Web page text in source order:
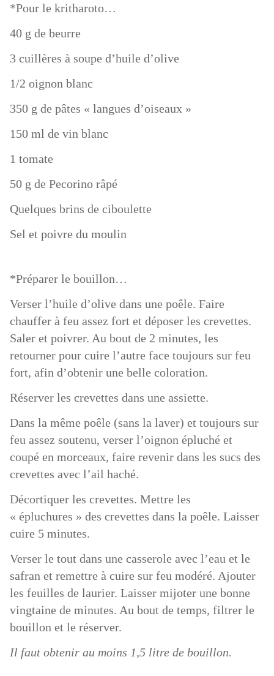
*Pour le kritharoto…
40 g de beurre
3 cuillères à soupe d’huile d’olive
1/2 oignon blanc
350 g de pâtes « langues d’oiseaux »
150 ml de vin blanc
1 tomate
50 g de Pecorino râpé
Quelques brins de ciboulette
Sel et poivre du moulin
*Préparer le bouillon…
Verser l’huile d’olive dans une poêle. Faire
chauffer à feu assez fort et déposer les crevettes.
Saler et poivrer. Au bout de 2 minutes, les
retourner pour cuire l’autre face toujours sur feu
fort, afin d’obtenir une belle coloration.
Réserver les crevettes dans une assiette.
Dans la même poêle (sans la laver) et toujours sur
feu assez soutenu, verser l’oignon épluché et
coupé en morceaux, faire revenir dans les sucs des
crevettes avec l’ail haché.
Décortiquer les crevettes. Mettre les
« épluchures » des crevettes dans la poêle. Laisser
cuire 5 minutes.
Verser le tout dans une casserole avec l’eau et le
safran et remettre à cuire sur feu modéré. Ajouter
les feuilles de laurier. Laisser mijoter une bonne
vingtaine de minutes. Au bout de temps, filtrer le
bouillon et le réserver.
Il faut obtenir au moins 1,5 litre de bouillon.